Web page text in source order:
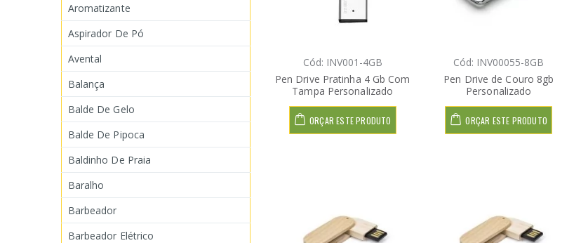
Cód: INV001-4GB
Pen Drive Pratinha 4 Gb Com
Tampa Personalizado
ORÇAR ESTE PRODUTO
Cód: INV00055-8GB
Pen Drive de Couro 8gb
Personalizado
ORÇAR ESTE PRODUTO
Aromatizante
Aspirador De Pó
Avental
Balança
Balde De Gelo
Balde De Pipoca
Baldinho De Praia
Baralho
Barbeador
Barbeador Elétrico